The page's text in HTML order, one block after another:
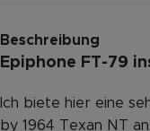
Beschreibung
Epiphone FT-79
Ich biete hier eine
by 1964 Texan NT an.